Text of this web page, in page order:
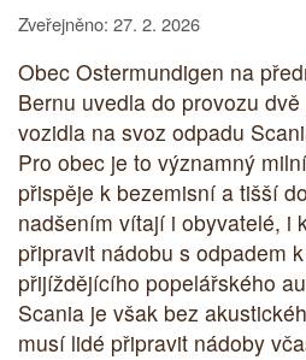
Zveřejněno: 27. 2. 2026
Obec Ostermundigen na
Bernu uvedla do provozu
vozidla na svoz odpadu
Pro obec je to významný
přispěje k bezemisní a tišší
nadšením vítají i obyvatelé, i
připravit nádobu s odpadem
přijíždějícího popelářského
Scania je však bez
musí lidé připravit nádoby